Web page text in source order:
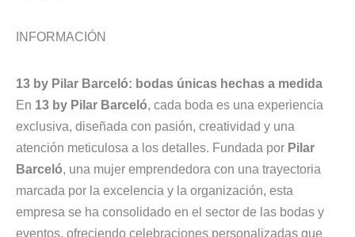
INFORMACIÓN
13 by Pilar Barceló: bodas únicas hechas a medida
En 13 by Pilar Barceló, cada boda es una experiencia
exclusiva, diseñada con pasión, creatividad y una
atención meticulosa a los detalles. Fundada por Pilar
Barceló, una mujer emprendedora con una trayectoria
marcada por la excelencia y la organización, esta
empresa se ha consolidado en el sector de las bodas y
eventos, ofreciendo celebraciones personalizadas que